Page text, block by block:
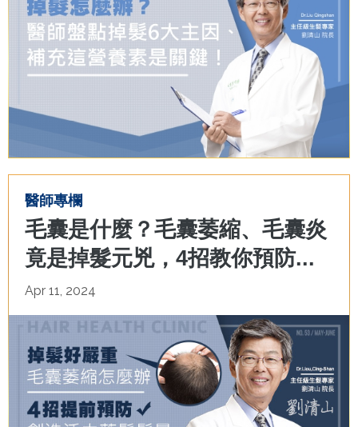
醫師專欄
毛囊是什麼？毛囊萎縮、毛囊炎
竟是掉髮元兇，4招教你預防...
Apr 11, 2024